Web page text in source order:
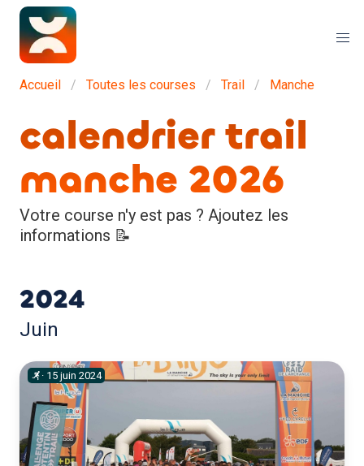
Accueil Toutes les courses Trail Manche
calendrier trail
manche 2026
Votre course n'y est pas ? Ajoutez les
informations 📝
2024
Juin
· 15 juin 2024